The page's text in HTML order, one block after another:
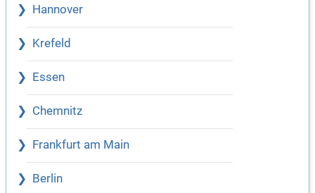
Hannover
Krefeld
Essen
Chemnitz
Frankfurt am Main
Berlin